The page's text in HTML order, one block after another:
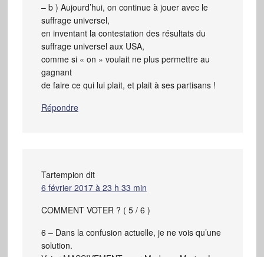
– b ) Aujourd’hui, on continue à jouer avec le
suffrage universel,
en inventant la contestation des résultats du
suffrage universel aux USA,
comme si « on » voulait ne plus permettre au
gagnant
de faire ce qui lui plait, et plait à ses partisans !
Répondre
Tartempion dit
6 février 2017 à 23 h 33 min
COMMENT VOTER ? ( 5 / 6 )
6 – Dans la confusion actuelle, je ne vois qu’une
solution.